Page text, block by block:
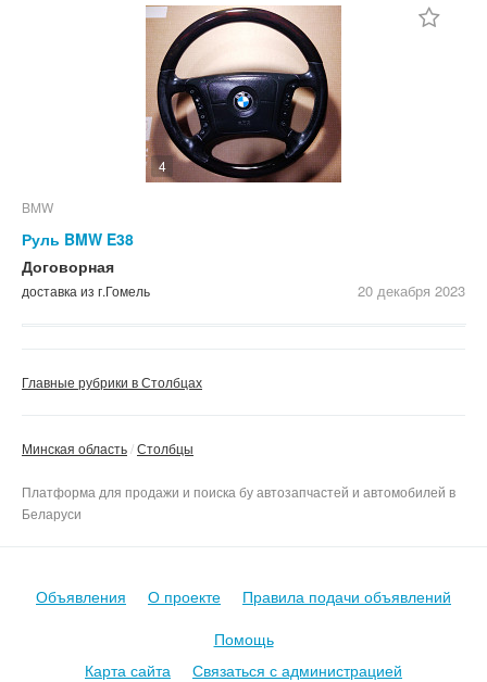
4
BMW
Руль BMW E38
Договорная
доставка из г.Гомель 20 декабря 2023
Главные рубрики в Столбцах
Минская область Столбцы
Платформа для продажи и поиска бу автозапчастей и автомобилей в
Беларуси
Объявления О проекте
Правила подачи объявлений
Помощь
Карта сайта
Связаться с администрацией